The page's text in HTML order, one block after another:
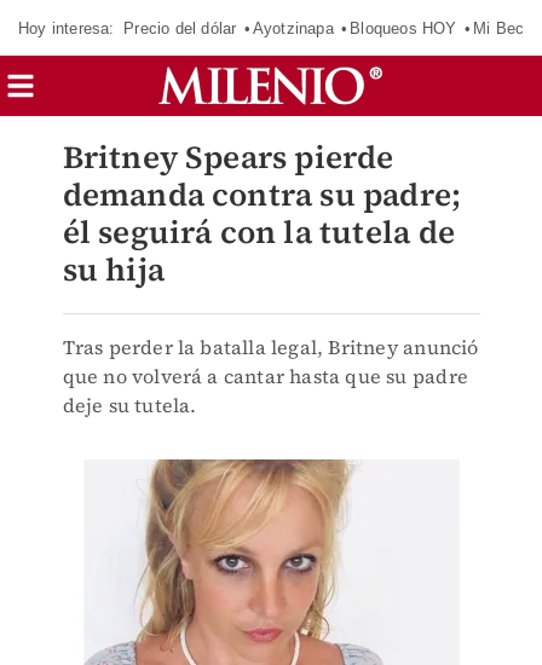
Hoy interesa: Precio del dólar Ayotzinapa Bloqueos HOY Mi Beca
Britney Spears pierde
demanda contra su padre;
él seguirá con la tutela de
su hija
Tras perder la batalla legal, Britney anunció
que no volverá a cantar hasta que su padre
deje su tutela.